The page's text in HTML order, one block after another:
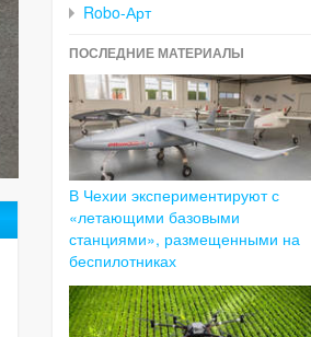
Robo-Арт
ПОСЛЕДНИЕ МАТЕРИАЛЫ
В Чехии экспериментируют с
«летающими базовыми
станциями», размещенными на
беспилотниках